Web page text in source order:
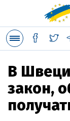
В
закон,